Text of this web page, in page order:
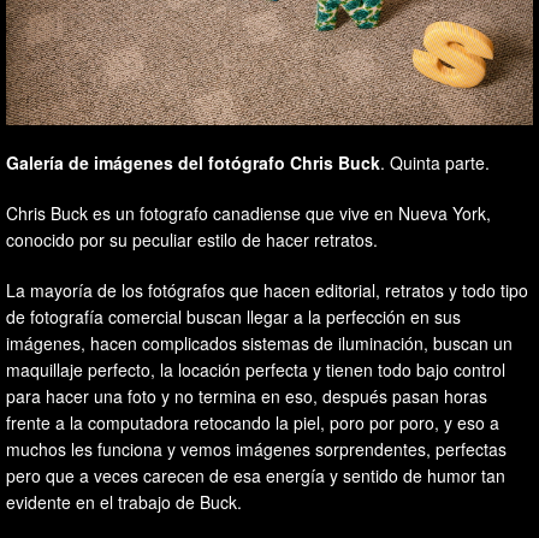
Galería de imágenes del fotógrafo Chris Buck. Quinta parte.
Chris Buck es un fotografo canadiense que vive en Nueva York,
conocido por su peculiar estilo de hacer retratos.
La mayoría de los fotógrafos que hacen editorial, retratos y todo tipo
de fotografía comercial buscan llegar a la perfección en sus
imágenes, hacen complicados sistemas de iluminación, buscan un
maquillaje perfecto, la locación perfecta y tienen todo bajo control
para hacer una foto y no termina en eso, después pasan horas
frente a la computadora retocando la piel, poro por poro, y eso a
muchos les funciona y vemos imágenes sorprendentes, perfectas
pero que a veces carecen de esa energía y sentido de humor tan
evidente en el trabajo de Buck.